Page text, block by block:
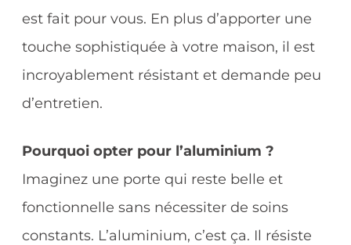
est fait pour vous. En plus d’apporter une
touche sophistiquée à votre maison, il est
incroyablement résistant et demande peu
d’entretien.
Pourquoi opter pour l’aluminium ?
Imaginez une porte qui reste belle et
fonctionnelle sans nécessiter de soins
constants. L’aluminium, c’est ça. Il résiste